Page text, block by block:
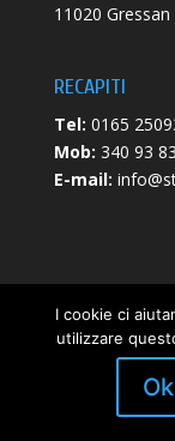
11020
RECAPITI
Tel: 0165
Mob: 340 93
E-mail:
Privacy Policy|
I cookie ci
utilizzare
Ok